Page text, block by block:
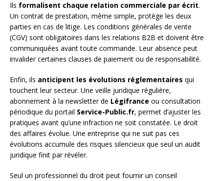
Ils formalisent chaque relation commerciale par écrit.
Un contrat de prestation, même simple, protège les deux
parties en cas de litige. Les conditions générales de vente
(CGV) sont obligatoires dans les relations B2B et doivent être
communiquées avant toute commande. Leur absence peut
invalider certaines clauses de paiement ou de responsabilité.
Enfin, ils anticipent les évolutions réglementaires qui
touchent leur secteur. Une veille juridique régulière,
abonnement à la newsletter de Légifrance ou consultation
périodique du portail Service-Public.fr, permet d’ajuster les
pratiques avant qu’une infraction ne soit constatée. Le droit
des affaires évolue. Une entreprise qui ne suit pas ces
évolutions accumule des risques silencieux que seul un audit
juridique finit par révéler.
Seul un professionnel du droit peut fournir un conseil